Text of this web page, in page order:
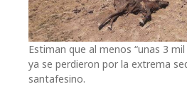
Estiman que al menos “unas 3
ya se perdieron por la extrema
santafesino.